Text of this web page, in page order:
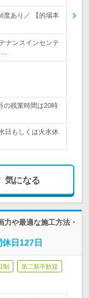
度あり／ 【的場本
ナンスインセンテ
残業時間は20時
日もしくは火水休
気になる
や最適な施工方法・
日127日
制 第二新卒歓迎